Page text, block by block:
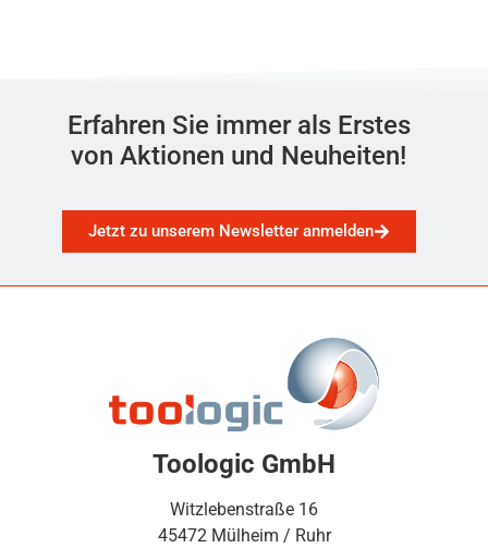
Erfahren Sie immer als Erstes
von Aktionen und Neuheiten!
Jetzt zu unserem Newsletter anmelden
Toologic GmbH
Witzlebenstraße 16
45472 Mülheim / Ruhr